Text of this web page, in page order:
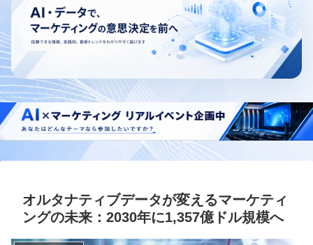
オルタナティブデータが変えるマーケティ
ングの未来：2030年に1,357億ドル規模へ